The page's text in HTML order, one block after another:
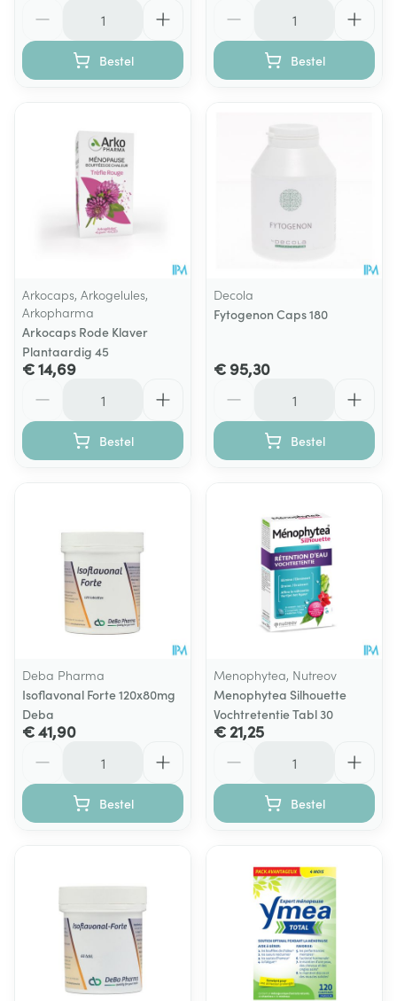
Bestel Bestel
Arkocaps, Arkogelules,
Arkopharma
Arkocaps Rode Klaver
Plantaardig 45
€ 14,69
Bestel
Decola
Fytogenon Caps 180
€ 95,30
Bestel
Deba Pharma
Isoflavonal Forte 120x80mg
Deba
€ 41,90
Bestel
Menophytea, Nutreov
Menophytea Silhouette
Vochtretentie Tabl 30
€ 21,25
Bestel